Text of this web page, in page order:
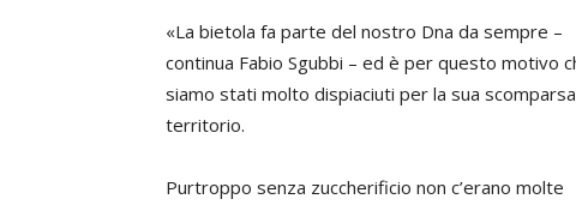
«La bietola fa parte del nostro Dna da sempre –
continua Fabio Sgubbi – ed è per questo motivo
siamo stati molto dispiaciuti per la sua
territorio.
Purtroppo senza zuccherificio non c’erano molte